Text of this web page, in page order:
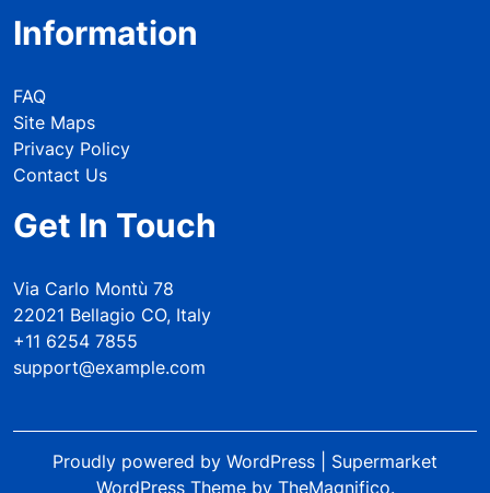
Information
FAQ
Site Maps
Privacy Policy
Contact Us
Get In Touch
Via Carlo Montù 78
22021 Bellagio CO, Italy
+11 6254 7855
support@example.com
Proudly powered by WordPress
Supermarket
WordPress Theme by TheMagnifico.